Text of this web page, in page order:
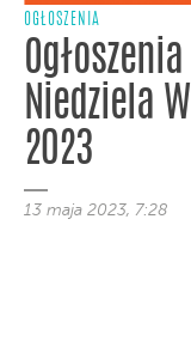
OGŁOSZENIA
Niedziela
2023
13 maja 2023, 7:28